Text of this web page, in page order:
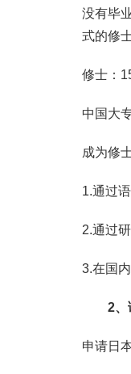
没有毕
式的修
修士：
中国大
成为修
1.通过
2.通过
3.在国
2、
申请日